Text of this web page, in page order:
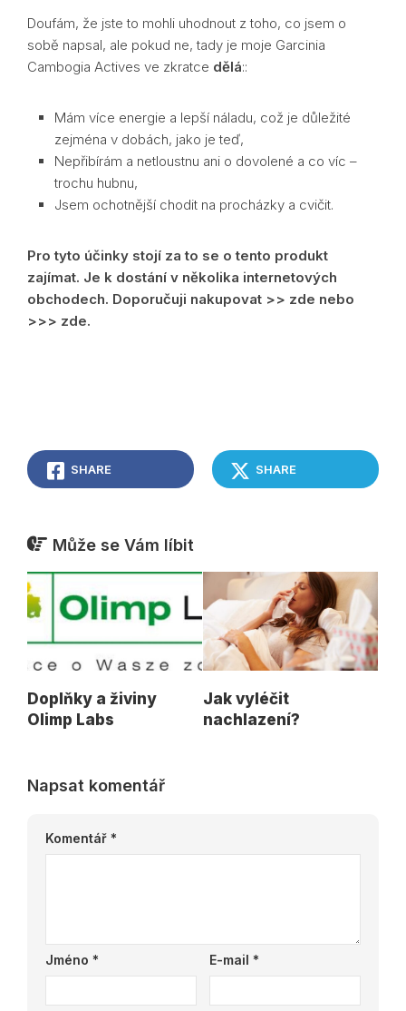
Doufám, že jste to mohli uhodnout z toho, co jsem o
sobě napsal, ale pokud ne, tady je moje Garcinia
Cambogia Actives ve zkratce dělá::
Mám více energie a lepší náladu, což je důležité
zejména v dobách, jako je teď,
Nepřibírám a netloustnu ani o dovolené a co víc –
trochu hubnu,
Jsem ochotnější chodit na procházky a cvičit.
Pro tyto účinky stojí za to se o tento produkt
zajímat. Je k dostání v několika internetových
obchodech. Doporučuji nakupovat >> zde nebo
>>> zde.
SHARE SHARE
Může se Vám líbit
Doplňky a živiny
Olimp Labs
Jak vyléčit
nachlazení?
Napsat komentář
Komentář *
Jméno * E-mail *